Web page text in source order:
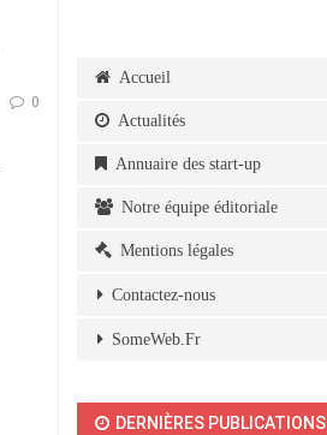
0
Accueil
Actualités
Annuaire des start-up
Notre équipe éditoriale
Mentions légales
Contactez-nous
SomeWeb.Fr
DERNIÈRES PUBLICATIONS